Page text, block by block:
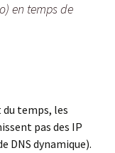
en temps de
temps, les
pas des IP
DNS dynamique).